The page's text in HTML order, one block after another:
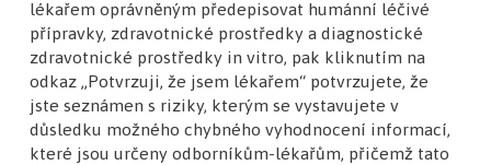
Pozvánka na 33. Slámův ORL den: Zaměřeno na
biologickou a protonovou léčbu
lékařem oprávněným předepisovat humánní léčivé
přípravky, zdravotnické prostředky a diagnostické
zdravotnické prostředky in vitro, pak kliknutím na
odkaz „Potvrzuji, že jsem lékařem“ potvrzujete, že
jste seznámen s riziky, kterým se vystavujete v
důsledku možného chybného vyhodnocení informací,
které jsou určeny odborníkům-lékařům, přičemž tato